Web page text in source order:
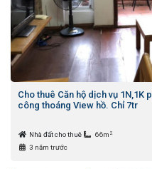
Cho thuê Căn hộ dịch vụ 1N,1K
công thoáng View hồ. Chỉ 7tr
Nhà đất cho thuê 66m 2
3 năm trước